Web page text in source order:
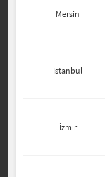
Mersin
İstanbul
İzmir